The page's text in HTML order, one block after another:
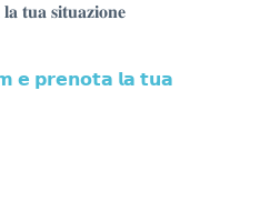
𝐭𝐮𝐚 𝐬𝐢𝐭𝐮𝐚𝐳𝐢𝐨𝐧𝐞
𝗲 𝗽𝗿𝗲𝗻𝗼𝘁𝗮 𝗹𝗮 𝘁𝘂𝗮